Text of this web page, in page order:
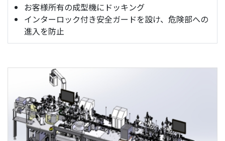
お客様所有の成型機にドッキング
インターロック付き安全ガードを設け、危険部への
進入を防止